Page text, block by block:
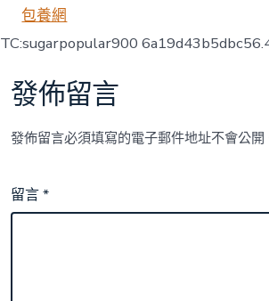
包養網
TC:sugarpopular900
發佈留言
發佈留言必須填寫的電子郵件地址不會公開
留言*